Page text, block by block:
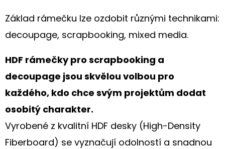
Základ rámečku lze ozdobit různými technikami:
decoupage, scrapbooking, mixed media.
HDF rámečky pro scrapbooking a
decoupage jsou skvělou volbou pro
každého, kdo chce svým projektům dodat
osobitý charakter.
Vyrobené z kvalitní HDF desky (High-Density
Fiberboard) se vyznačují odolností a snadnou